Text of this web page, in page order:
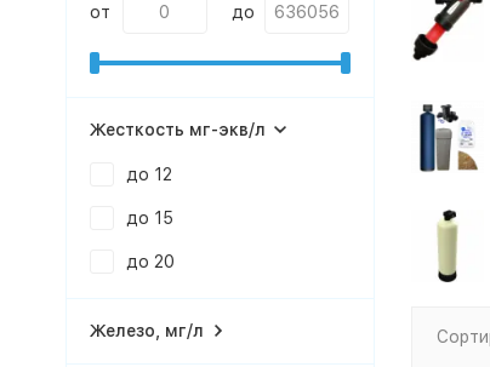
от до
Жесткость мг-экв/л
до 12
до 15
до 20
Железо, мг/л